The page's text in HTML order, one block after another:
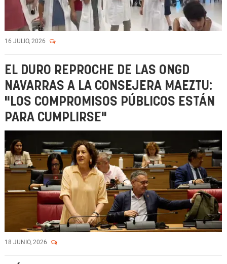
16 JULIO, 2026
EL DURO REPROCHE DE LAS ONGD
NAVARRAS A LA CONSEJERA MAEZTU:
"LOS COMPROMISOS PÚBLICOS ESTÁN
PARA CUMPLIRSE"
18 JUNIO, 2026